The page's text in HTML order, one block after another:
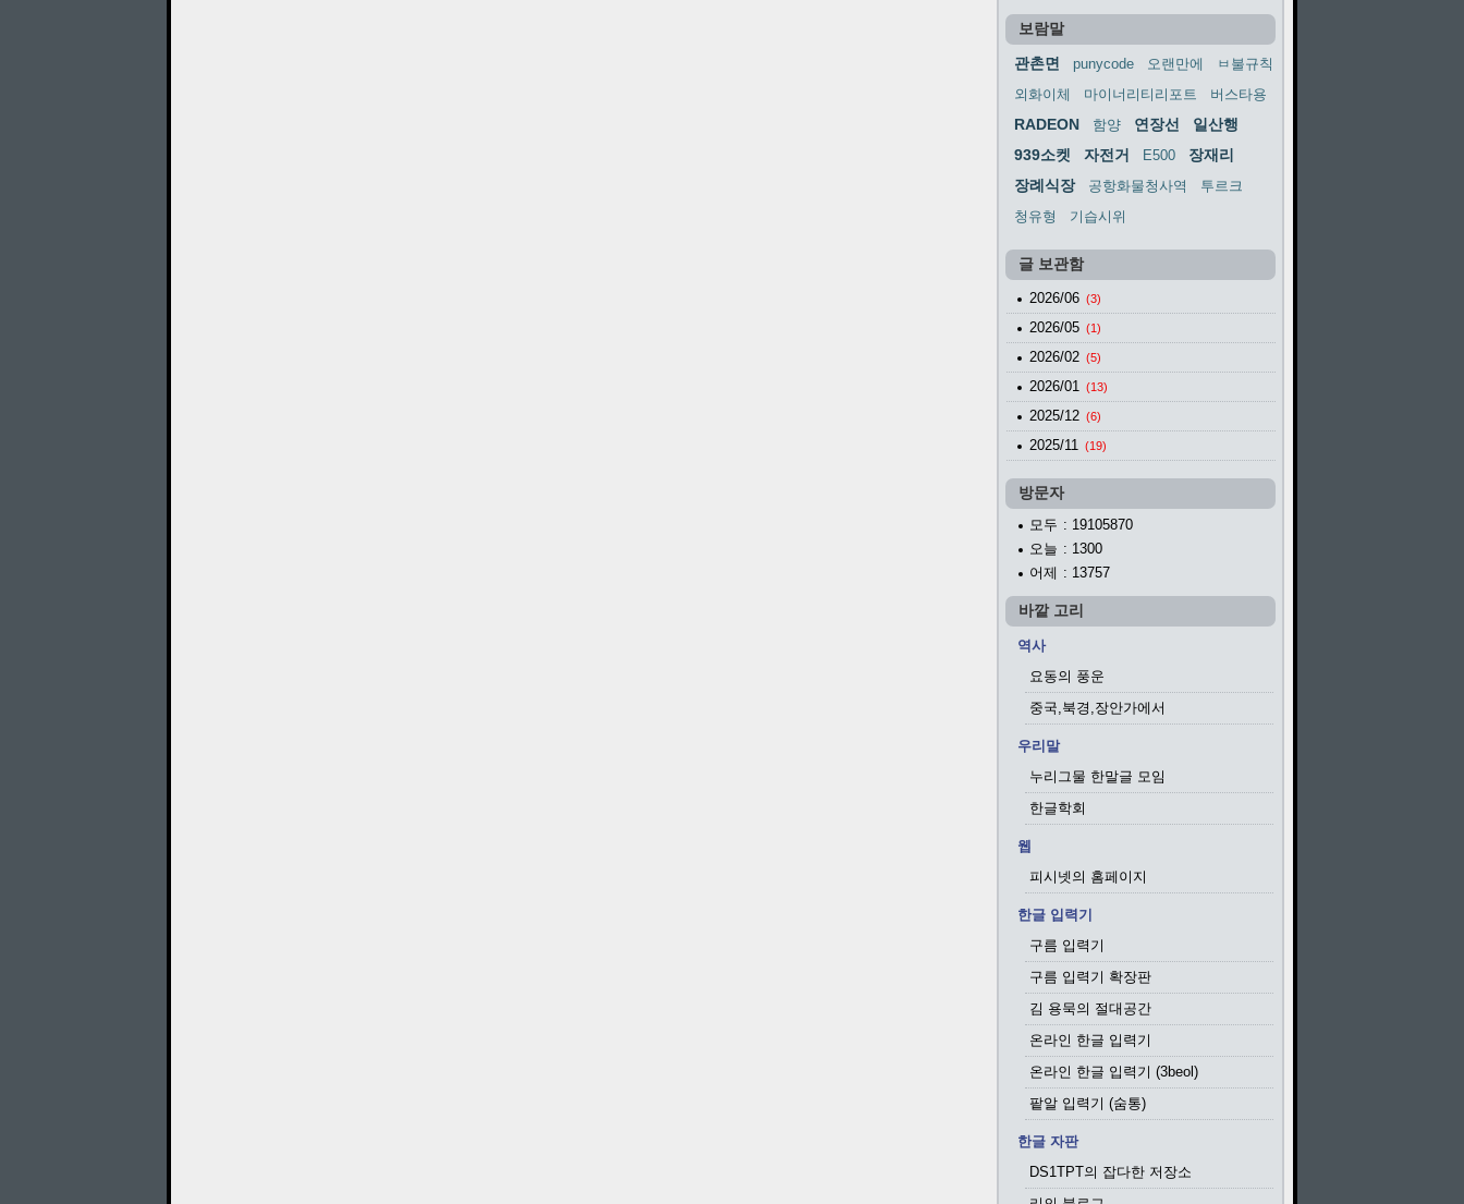
보람말
관촌면 punycode 오랜만에
ㅂ불규칙
외화이체
마이너리티리포트 버스타용
RADEON 함양 연장선
일산행
939소켓
자전거 E500
장재리
장례식장
공항화물청사역
투르크
청유형
기습시위
글 보관함
2026/06 (3)
2026/05 (1)
2026/02 (5)
2026/01 (13)
2025/12 (6)
2025/11 (19)
방문자
모두 : 19105870
오늘 : 1300
어제 : 13757
바깥 고리
역사
요동의 풍운
중국,북경,장안가에서
우리말
누리그물 한말글 모임
한글학회
웹
피시넷의 홈페이지
한글 입력기
구름 입력기
구름 입력기 확장판
김 용묵의 절대공간
온라인 한글 입력기
온라인 한글 입력기 (3beol)
팥알 입력기 (숨통)
한글 자판
DS1TPT의 잡다한 저장소